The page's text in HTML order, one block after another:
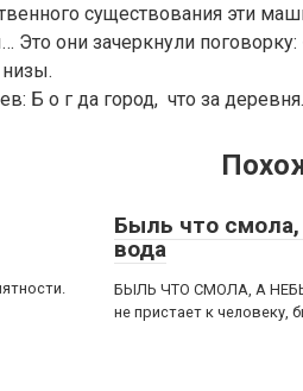
существования эти
Это они зачеркнули
Б о г да город, что за деревня.
Быль что
вода
БЫЛЬ ЧТО СМОЛА, А
не пристает к человеку,